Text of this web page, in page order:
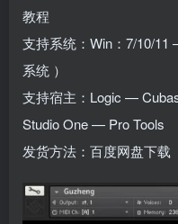
教程
支持系统：Win：7/10/
系统 ）
支持宿主：Logic —
Studio One — Pro Tools
发货方法：百度网盘下载